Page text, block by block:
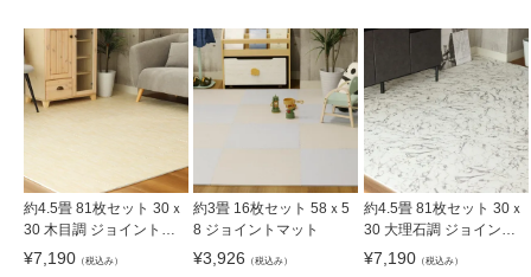
約4.5畳 81枚セット 30ｘ
30 木目調 ジョイントマ
ット
¥7,190 （税込み）
約3畳 16枚セット 58ｘ5
8 ジョイントマット
¥3,926 （税込み）
約4.5畳 81枚セット 30ｘ
30 大理石調 ジョイント
マット
¥7,190（税込み）